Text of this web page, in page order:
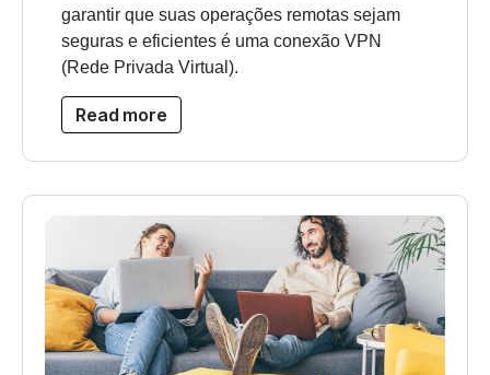
garantir que suas operações remotas sejam
seguras e eficientes é uma conexão VPN
(Rede Privada Virtual).
Read more